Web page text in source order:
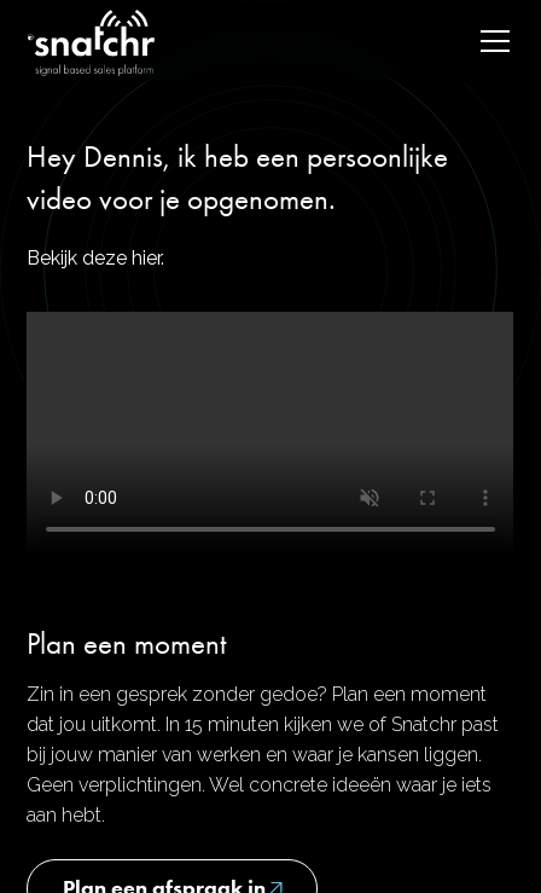
Hey Dennis, ik heb een persoonlijke
video voor je opgenomen.
Bekijk deze hier.
Plan een moment
Zin in een gesprek zonder gedoe? Plan een moment
dat jou uitkomt. In 15 minuten kijken we of Snatchr past
bij jouw manier van werken en waar je kansen liggen.
Geen verplichtingen. Wel concrete ideeën waar je iets
aan hebt.